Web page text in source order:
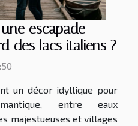
escapade
des lacs italiens ?
un décor idyllique pour
entre eaux
majestueuses et villages